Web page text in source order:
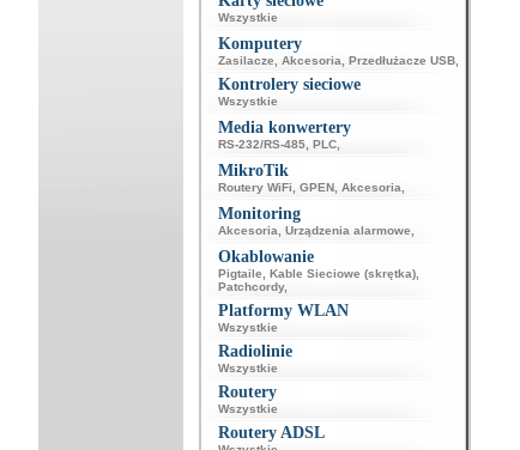
Wszystkie
Komputery
Zasilacze Akcesoria Przedłużacze USB,
Kontrolery sieciowe
Wszystkie
Media konwertery
RS-232/RS-485, PLC,
MikroTik
Routery WiFi GPEN, Akcesoria
Monitoring
Akcesoria Urządzenia alarmowe
Okablowanie
Pigtaile Kable Sieciowe (skrętka),
Patchcordy,
Platformy WLAN
Wszystkie
Radiolinie
Wszystkie
Routery
Wszystkie
Routery ADSL